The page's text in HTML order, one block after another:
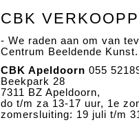
CBK
- We raden aan om van
Centrum Beeldende Kunst.
CBK Apeldoorn 055
Beekpark 28
7311 BZ Apeldoorn,
do t/m za 13-17 uur, 1e
zomersluiting: 19 juli t/m